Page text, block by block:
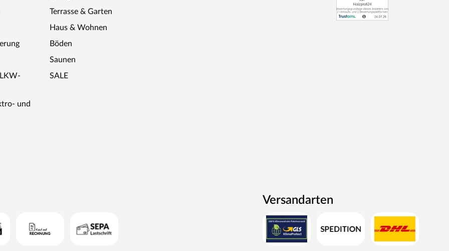
und
Terrasse & Garten
Haus & Wohnen
Böden
Saunen
SALE
Versandarten